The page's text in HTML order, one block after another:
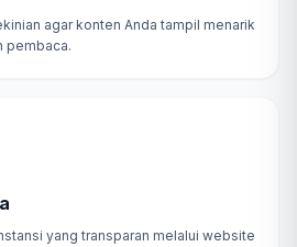
agar konten Anda tampil menarik
pembaca.
yang transparan melalui website